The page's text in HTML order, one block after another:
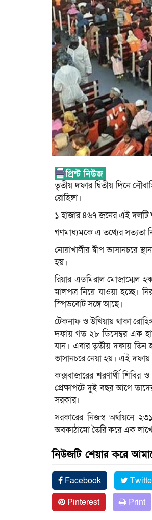
তৃতীয় দফার দ্বিতীয় দিনে
রোহিঙ্গা।
১ হাজার ৪৬৭ জনের এই দলটি
গণমাধ্যমকে এ তথ্যের সত্যতা
নোয়াখালীর দ্বীপ ভাসানচরে
হয়।
রিয়ার এডমিরাল মোজাম্মেল
মালপত্র নিয়ে যাওয়া হচ্ছে।
স্পিডবোট সঙ্গে আছে।
টেকনাফ ও উখিয়ায় থাকা
দফায় গত ২৮ ডিসেম্বর এক
যান। এবার তৃতীয় দফায় তিন
ভাসানচরে নেয়া হয়। এই
কক্সবাজারের শরণার্থী শিবির
প্রেক্ষাপটে দুই বছর আগে
সরকার।
সরকারের নিজস্ব অর্থায়নে
অবকাঠামো তৈরি করে এক
নিউজটি শেয়ার করে
Facebook
Pinterest
Print